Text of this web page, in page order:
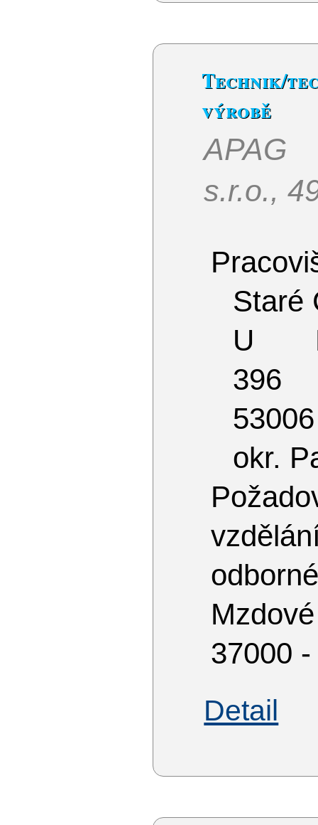
Technik/
výrobě
APAG
s.r.o.,
Staré
U
396
okr.
37000
Detail